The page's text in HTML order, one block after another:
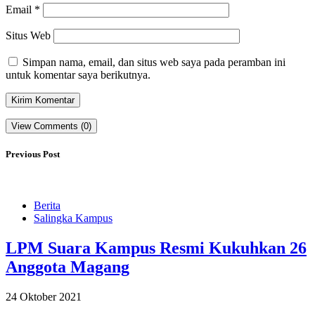
Email *
Situs Web
Simpan nama, email, dan situs web saya pada peramban ini
untuk komentar saya berikutnya.
View Comments (0)
Previous Post
Berita
Salingka Kampus
LPM Suara Kampus Resmi Kukuhkan 26
Anggota Magang
24 Oktober 2021